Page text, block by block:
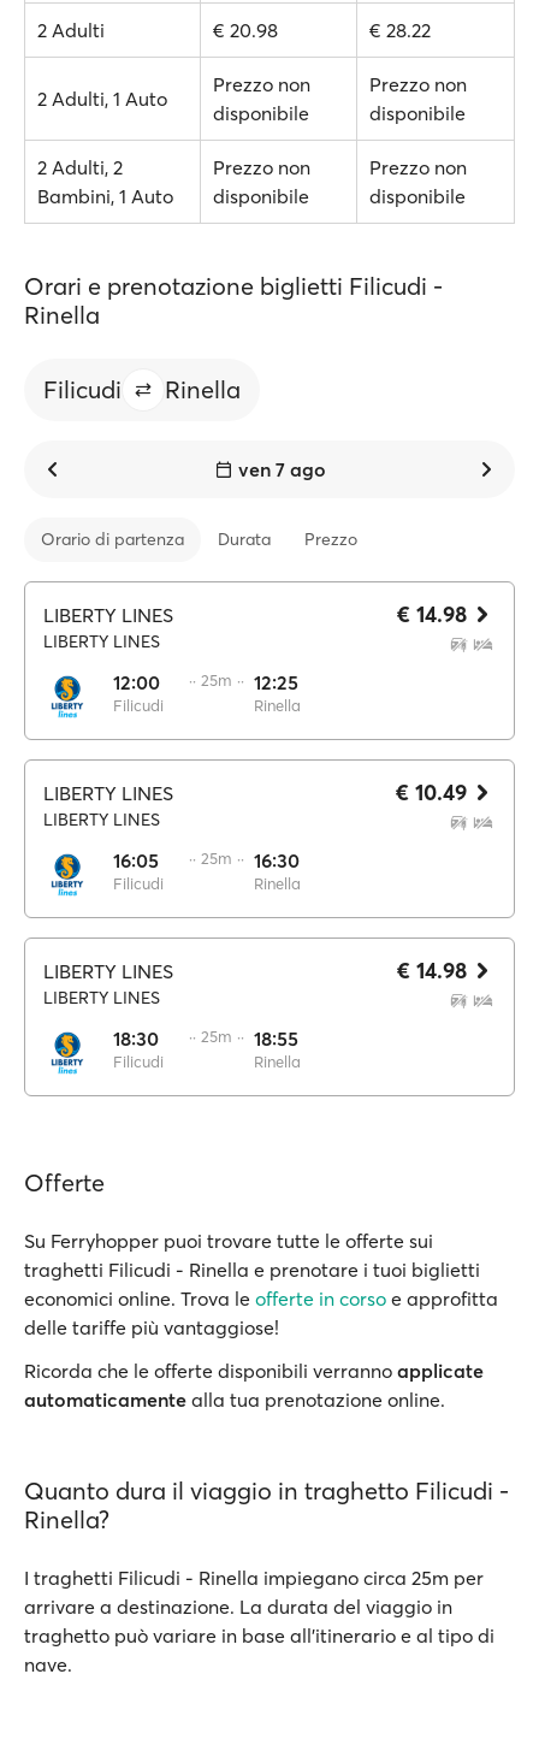
2 Adulti € 20.98 € 28.22
2 Adulti, 1 Auto
Prezzo non
disponibile
Prezzo non
disponibile
2 Adulti, 2
Bambini, 1 Auto
Prezzo non
disponibile
Prezzo non
disponibile
Orari e prenotazione biglietti Filicudi -
Rinella
Filicudi Rinella
ven 7 ago
Orario di partenza Durata Prezzo
LIBERTY LINES
LIBERTY LINES
12:00
Filicudi
·· 25m ·· 12:25
Rinella
€ 14.98
LIBERTY LINES
LIBERTY LINES
16:05
Filicudi
·· 25m ·· 16:30
Rinella
€ 10.49
LIBERTY LINES
LIBERTY LINES
18:30
Filicudi
·· 25m ·· 18:55
Rinella
€ 14.98
Offerte
Su Ferryhopper puoi trovare tutte le offerte sui
traghetti Filicudi - Rinella e prenotare i tuoi biglietti
economici online. Trova le offerte in corso e approfitta
delle tariffe più vantaggiose!
Ricorda che le offerte disponibili verranno applicate
automaticamente alla tua prenotazione online.
Quanto dura il viaggio in traghetto Filicudi -
Rinella?
I traghetti Filicudi - Rinella impiegano circa 25m per
arrivare a destinazione. La durata del viaggio in
traghetto può variare in base all’itinerario e al tipo di
nave.